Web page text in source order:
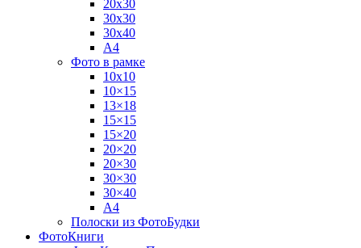
20х30
30х30
30х40
А4
Фото в рамке
10х10
10×15
13×18
15×15
15×20
20×20
20×30
30×30
30×40
A4
Полоски из ФотоБудки
ФотоКниги